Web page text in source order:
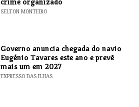
SELTON MONTEIRO
Governo anuncia chegada do navio
Eugénio Tavares este ano e prevê
mais um em 2027
EXPRESSO DAS ILHAS